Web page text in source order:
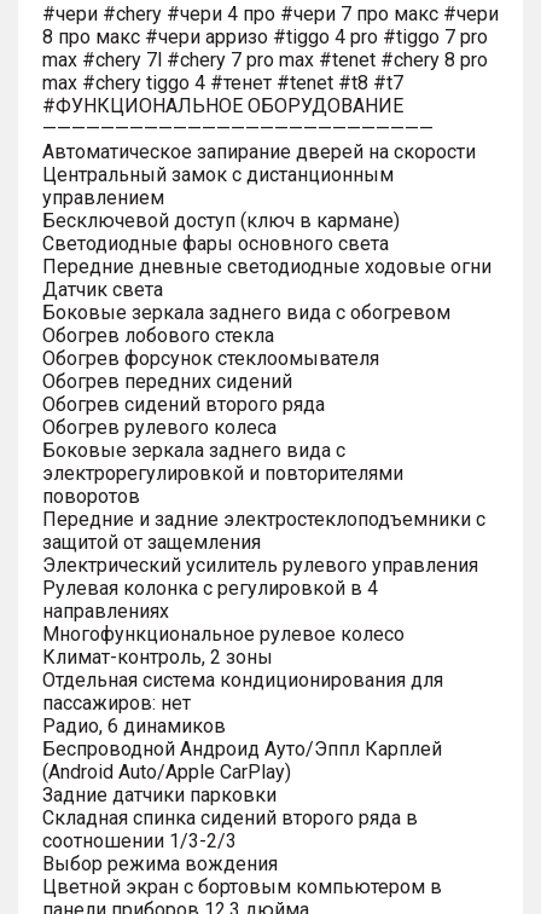
#чери #chery #чери 4 про #чери 7 про макс #чери
8 про макс #чери арризо #tiggo 4 pro #tiggo 7 pro
max #chery 7l #chery 7 pro max #tenet #chery 8 pro
max #chery tiggo 4 #тенет #tenet #t8 #t7
#ФУНКЦИОНАЛЬНОЕ ОБОРУДОВАНИЕ
———————————————————————————
Автоматическое запирание дверей на скорости
Центральный замок с дистанционным
управлением
Бесключевой доступ (ключ в кармане)
Светодиодные фары основного света
Передние дневные светодиодные ходовые огни
Датчик света
Боковые зеркала заднего вида с обогревом
Обогрев лобового стекла
Обогрев форсунок стеклоомывателя
Обогрев передних сидений
Обогрев сидений второго ряда
Обогрев рулевого колеса
Боковые зеркала заднего вида с
электрорегулировкой и повторителями
поворотов
Передние и задние электростеклоподъемники с
защитой от защемления
Электрический усилитель рулевого управления
Рулевая колонка с регулировкой в 4
направлениях
Многофункциональное рулевое колесо
Климат-контроль, 2 зоны
Отдельная система кондиционирования для
пассажиров: нет
Радио, 6 динамиков
Беспроводной Андроид Ауто/Эппл Карплей
(Android Auto/Apple CarPlay)
Задние датчики парковки
Складная спинка сидений второго ряда в
соотношении 1/3-2/3
Выбор режима вождения
Цветной экран с бортовым компьютером в
панели приборов 12.3 дюйма